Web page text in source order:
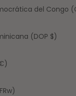
del Congo
(DOP $)